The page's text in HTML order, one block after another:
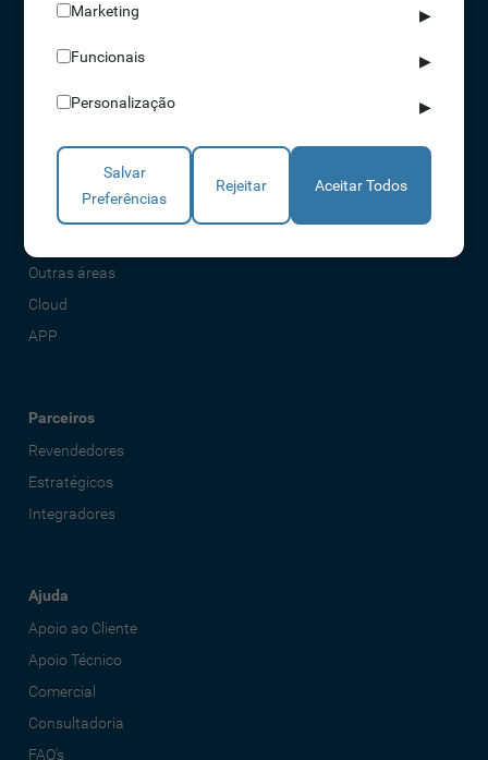
Soluções
Acessos
Torniquetes
Parques Auto
Rondas e Serviços
Outras áreas
Cloud
APP
Parceiros
Revendedores
Estratégicos
Integradores
Ajuda
Apoio ao Cliente
Apoio Técnico
Comercial
Consultadoria
FAQ's
Marketing ▶
Funcionais ▶
Personalização ▶
Salvar
Preferências
Rejeitar Aceitar Todos